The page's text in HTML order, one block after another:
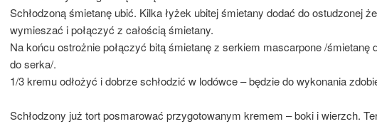
Schłodzoną śmietanę ubić. Kilka łyżek ubitej śmietany dodać do ostudzonej
wymieszać i połączyć z całością śmietany.
Na końcu ostrożnie połączyć bitą śmietanę z serkiem mascarpone /śmietanę
do serka/.
1/3 kremu odłożyć i dobrze schłodzić w lodówce – będzie do wykonania
Schłodzony już tort posmarować przygotowanym kremem – boki i wierzch.